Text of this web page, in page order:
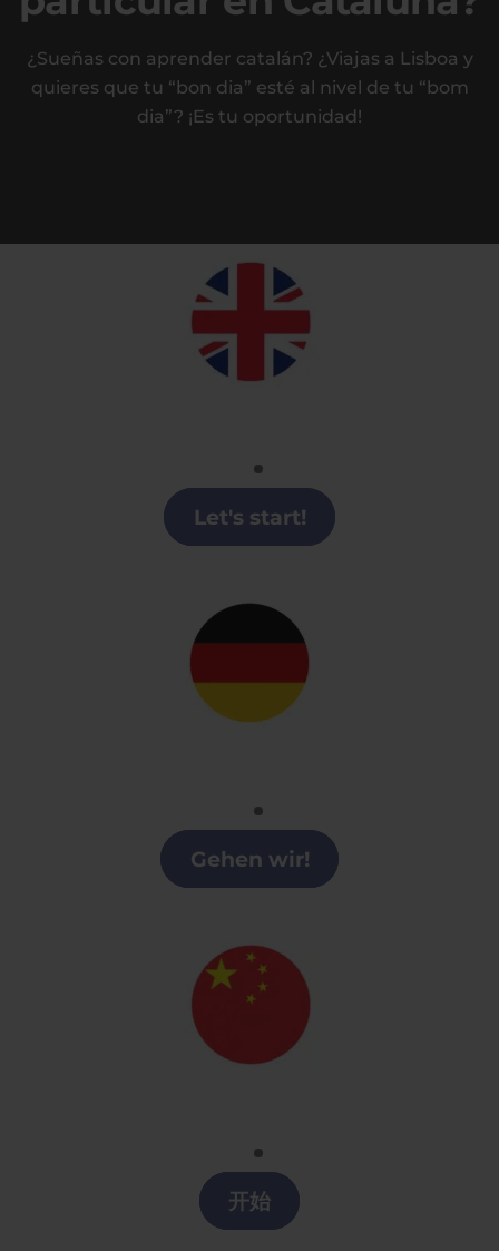
¿Sueñas con aprender catalán? ¿Viajas a Lisboa y
quieres que tu “bon dia” esté al nivel de tu “bom
dia”? ¡Es tu oportunidad!
Clases de Inglés en Cataluña
Let's start!
Clases alemán en Cataluña
Gehen wir!
Clases chino en Cataluña
开始